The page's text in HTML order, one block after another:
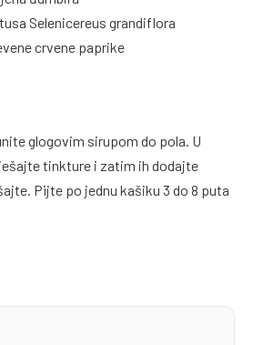
Selenicereus grandiflora
crvene paprike
glogovim sirupom do pola. U
tinkture i zatim ih dodajte
Pijte po jednu kašiku 3 do 8 puta